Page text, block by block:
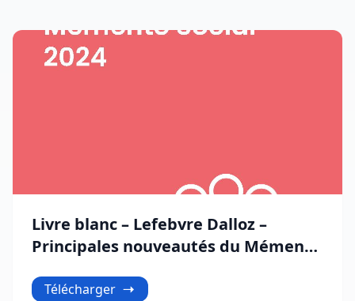
Livre blanc – Lefebvre Dalloz –
Principales nouveautés du Mémento
Télécharger